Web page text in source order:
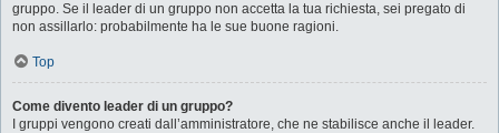
gruppo. Se il leader di un gruppo non accetta la tua richiesta, sei pregato di
non assillarlo: probabilmente ha le sue buone ragioni.
Top
Come divento leader di un gruppo?
I gruppi vengono creati dall’amministratore, che ne stabilisce anche il leader.